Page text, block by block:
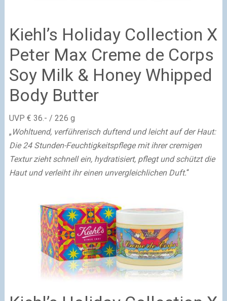
Kiehl’s Holiday Collection X
Peter Max Creme de Corps
Soy Milk & Honey Whipped
Body Butter
UVP € 36.- / 226 g
„ Wohltuend, verführerisch duftend und leicht auf der Haut:
Die 24 Stunden-Feuchtigkeitspflege mit ihrer cremigen
Textur zieht schnell ein, hydratisiert, pflegt und schützt die
Haut und verleiht ihr einen unvergleichlichen Duft.“